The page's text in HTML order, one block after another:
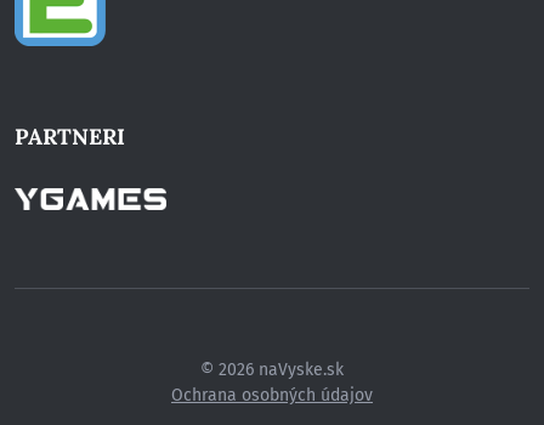
PARTNERI
© 2026 naVyske.sk
Ochrana osobných údajov